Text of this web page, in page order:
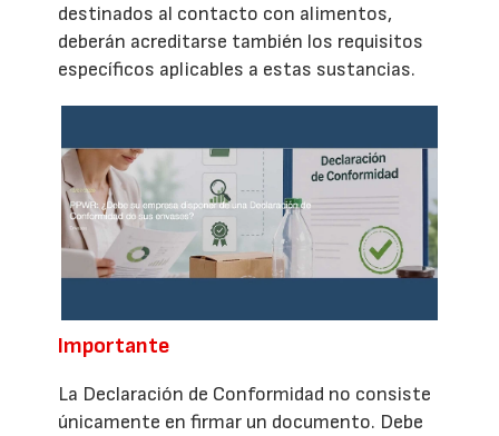
destinados al contacto con alimentos,
deberán acreditarse también los requisitos
específicos aplicables a estas sustancias.
Importante
La Declaración de Conformidad no consiste
únicamente en firmar un documento. Debe